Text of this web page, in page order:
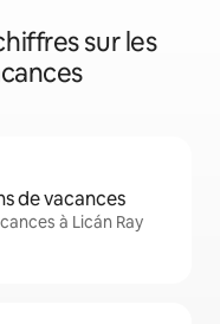
sur les
de vacances
à Licán Ray